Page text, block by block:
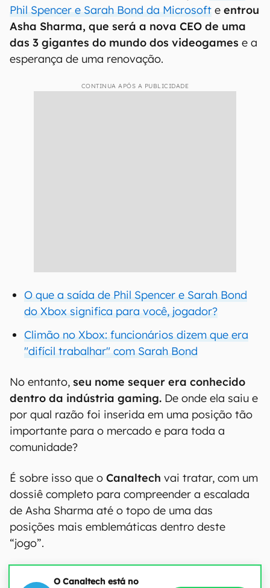
Phil Spencer e Sarah Bond da Microsoft e entrou
Asha Sharma, que será a nova CEO de uma
das 3 gigantes do mundo dos videogames e a
esperança de uma renovação.
CONTINUA APÓS A PUBLICIDADE
O que a saída de Phil Spencer e Sarah Bond
do Xbox significa para você, jogador?
Climão no Xbox: funcionários dizem que era
"difícil trabalhar" com Sarah Bond
No entanto, seu nome sequer era conhecido
dentro da indústria gaming. De onde ela saiu e
por qual razão foi inserida em uma posição tão
importante para o mercado e para toda a
comunidade?
É sobre isso que o Canaltech vai tratar, com um
dossiê completo para compreender a escalada
de Asha Sharma até o topo de uma das
posições mais emblemáticas dentro deste
“jogo”.
O Canaltech está no